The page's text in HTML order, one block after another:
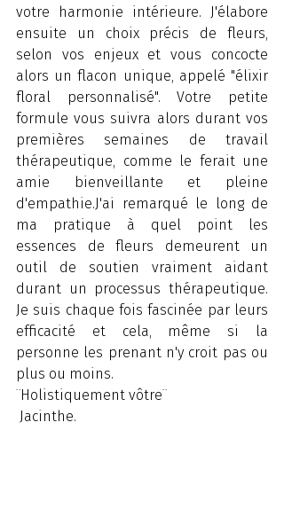
votre harmonie intérieure. J'élabore
ensuite un choix précis de fleurs,
selon vos enjeux et vous concocte
alors un flacon unique, appelé "élixir
floral personnalisé". Votre petite
formule vous suivra alors durant vos
premières semaines de travail
thérapeutique, comme le ferait une
amie bienveillante et pleine
d'empathie.J'ai remarqué le long de
ma pratique à quel point les
essences de fleurs demeurent un
outil de soutien vraiment aidant
durant un processus thérapeutique.
Je suis chaque fois fascinée par leurs
efficacité et cela, même si la
personne les prenant n'y croit pas ou
plus ou moins.
¨Holistiquement vôtre¨
Jacinthe.